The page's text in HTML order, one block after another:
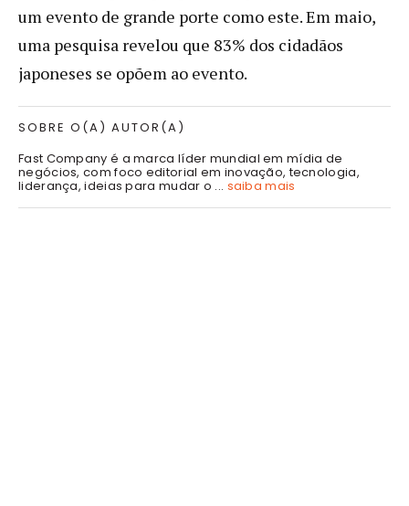
um evento de grande porte como este. Em maio,
uma pesquisa revelou que 83% dos cidadãos
japoneses se opõem ao evento.
SOBRE O(A) AUTOR(A)
Fast Company é a marca líder mundial em mídia de
negócios, com foco editorial em inovação, tecnologia,
liderança, ideias para mudar o ... saiba mais